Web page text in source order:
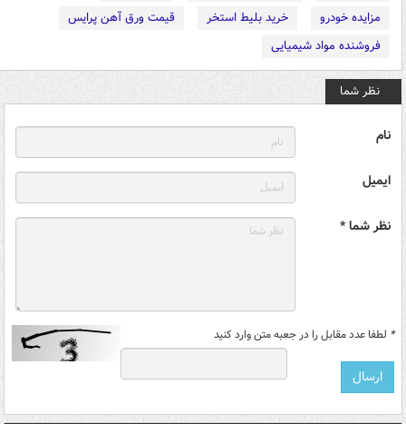
مزایده خودرو
خرید بلیط استخر
قیمت ورق آهن پرایس
فروشنده مواد شیمیایی
نظر شما
نام
ایمیل
نظر شما *
* لطفا عدد مقابل را در جعبه متن وارد کنید